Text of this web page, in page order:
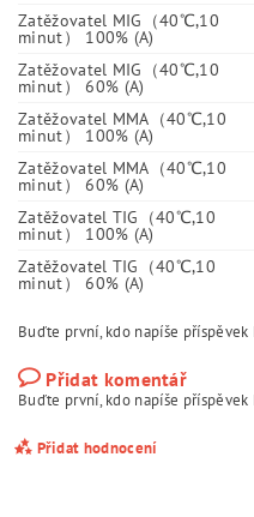
Zatěžovatel MIG（40℃,10
minut） 100% (A)
Zatěžovatel MIG（40℃,10
minut） 60% (A)
Zatěžovatel MMA（40℃,10
minut） 100% (A)
Zatěžovatel MMA（40℃,10
minut） 60% (A)
Zatěžovatel TIG（40℃,10
minut） 100% (A)
Zatěžovatel TIG（40℃,10
minut） 60% (A)
Buďte první, kdo napíše
Přidat komentář
Buďte první, kdo napíše
Přidat hodnocení